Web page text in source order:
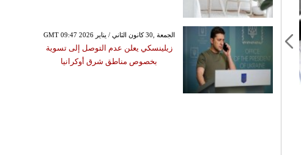
GMT 09:47 2026 الجمعة ,30 كانون الثاني / يناير
زيلينسكي يعلن عدم التوصل إلى تسوية
بخصوص مناطق شرق أوكرانيا